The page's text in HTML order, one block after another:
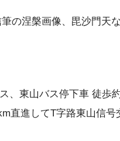
の涅槃画像、毘沙門天
、東山バス停下車 徒歩
直進してT字路東山信号